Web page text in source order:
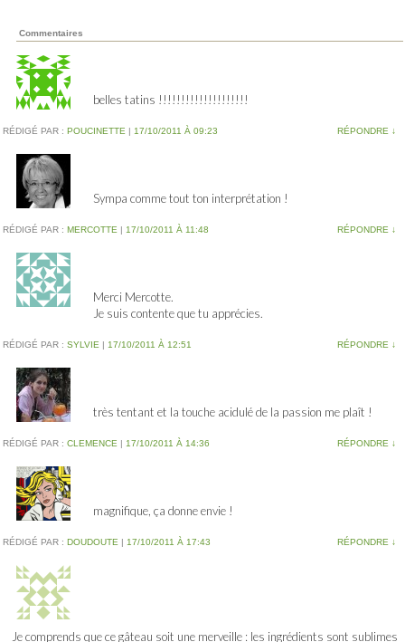
Commentaires
belles tatins !!!!!!!!!!!!!!!!!!!!
RÉDIGÉ PAR : POUCINETTE | 17/10/2011 À 09:23 RÉPONDRE ↓
Sympa comme tout ton interprétation !
RÉDIGÉ PAR : MERCOTTE | 17/10/2011 À 11:48 RÉPONDRE ↓
Merci Mercotte.
Je suis contente que tu apprécies.
RÉDIGÉ PAR : SYLVIE | 17/10/2011 À 12:51 RÉPONDRE ↓
très tentant et la touche acidulé de la passion me plaît !
RÉDIGÉ PAR : CLEMENCE | 17/10/2011 À 14:36 RÉPONDRE ↓
magnifique, ça donne envie !
RÉDIGÉ PAR : DOUDOUTE | 17/10/2011 À 17:43 RÉPONDRE ↓
Je comprends que ce gâteau soit une merveille : les ingrédients sont sublimes